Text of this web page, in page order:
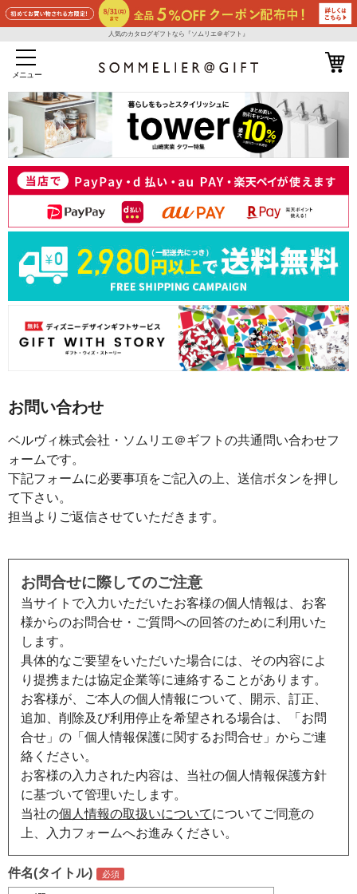
人気のカタログギフトなら『ソムリエ＠ギフト』
メニュー
お問い合わせ
ベルヴィ株式会社・ソムリエ＠ギフトの共通問い合わせフ
ォームです。
下記フォームに必要事項をご記入の上、送信ボタンを押し
て下さい。
担当よりご返信させていただきます。
お問合せに際してのご注意
当サイトで入力いただいたお客様の個人情報は、お客
様からのお問合せ・ご質問への回答のために利用いた
します。
具体的なご要望をいただいた場合には、その内容によ
り提携または協定企業等に連絡することがあります。
お客様が、ご本人の個人情報について、開示、訂正、
追加、削除及び利用停止を希望される場合は、「お問
合せ」の「個人情報保護に関するお問合せ」からご連
絡ください。
お客様の入力された内容は、当社の個人情報保護方針
に基づいて管理いたします。
当社の個人情報の取扱いについてについてご同意の
上、入力フォームへお進みください。
件名(タイトル)